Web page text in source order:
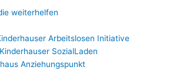
weiterhelfen
Arbeitslosen Initiative
SozialLaden
Anziehungspunkt